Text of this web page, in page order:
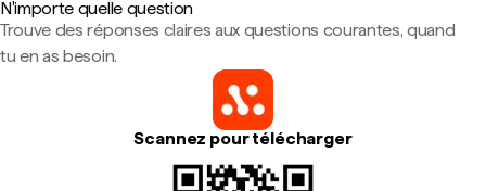
N'importe quelle question
Trouve des réponses claires aux questions courantes, quand
tu en as besoin.
Scannez pour télécharger